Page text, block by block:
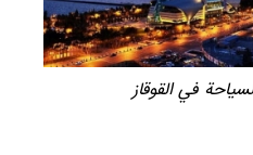
في القوقاز